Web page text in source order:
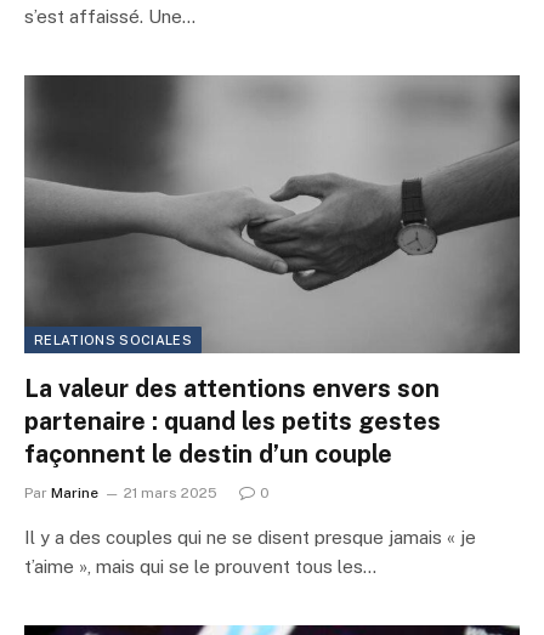
s’est affaissé. Une…
RELATIONS SOCIALES
La valeur des attentions envers son
partenaire : quand les petits gestes
façonnent le destin d’un couple
Par Marine 21 mars 2025 0
Il y a des couples qui ne se disent presque jamais « je
t’aime », mais qui se le prouvent tous les…